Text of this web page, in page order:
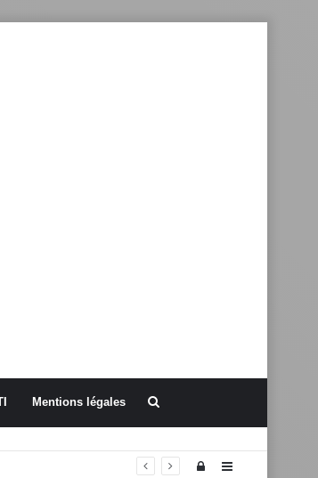
Mentions légales
Sidebar
Connexion